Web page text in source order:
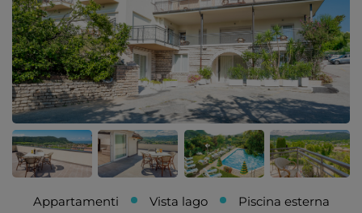
Appartamenti Vista lago Piscina esterna